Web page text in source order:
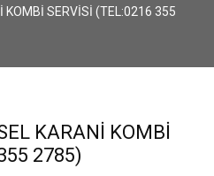
KOMBI SERVISI (TEL:0216 355
KARANI KOMBI
2785)